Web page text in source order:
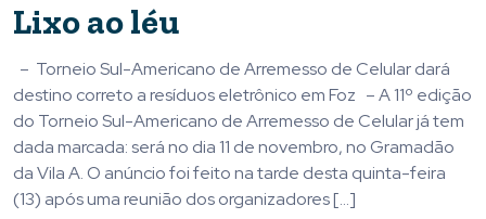
Lixo ao léu
– Torneio Sul-Americano de Arremesso de Celular dará
destino correto a resíduos eletrônico em Foz – A 11º edição
do Torneio Sul-Americano de Arremesso de Celular já tem
dada marcada: será no dia 11 de novembro, no Gramadão
da Vila A. O anúncio foi feito na tarde desta quinta-feira
(13) após uma reunião dos organizadores […]